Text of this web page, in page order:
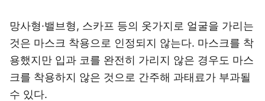
망사형·밸브형, 스카프 등의 옷가지로 얼굴을 가리는
것은 마스크 착용으로 인정되지 않는다. 마스크를 착
용했지만 입과 코를 완전히 가리지 않은 경우도 마스
크를 착용하지 않은 것으로 간주해 과태료가 부과될
수 있다.